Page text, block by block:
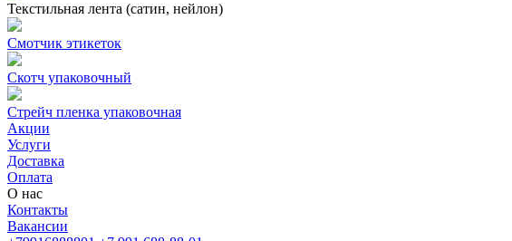
Текстильная лента (сатин, нейлон)
Смотчик этикеток
Скотч упаковочный
Стрейч пленка упаковочная
Акции
Услуги
Доставка
Оплата
О нас
Контакты
Вакансии